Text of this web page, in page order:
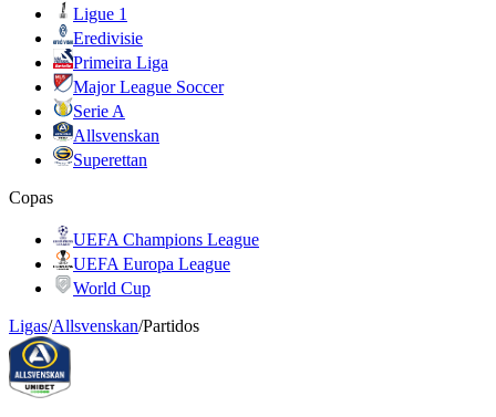
Ligue 1
Eredivisie
Primeira Liga
Major League Soccer
Serie A
Allsvenskan
Superettan
Copas
UEFA Champions League
UEFA Europa League
World Cup
Ligas/Allsvenskan/Partidos